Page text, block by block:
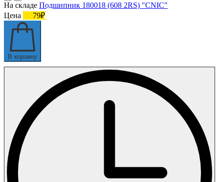
На складе Подшипник 180018 (608 2RS) "CNIC"
Цена
79₽
В корзину